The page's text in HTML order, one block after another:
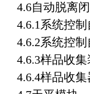
4.6自动脱离
4.6.1系统控
4.6.2系统控
4.6.3样品收
4.6.4样品收集